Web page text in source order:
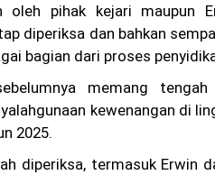
oleh pihak kejari maupun
diperiksa dan bahkan
bagian dari proses
memang
kewenangan di
2025.
diperiksa, termasuk Erwin